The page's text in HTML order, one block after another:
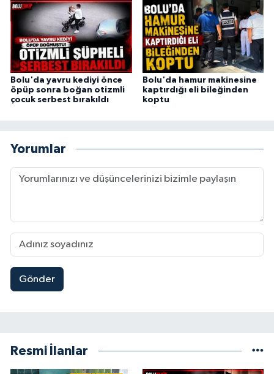
Bolu'da yavru kediyi önce
öpüp sonra boğan otizmli
çocuk serbest bırakıldı
Bolu'da hamur makinesine
kaptırdığı eli bileğinden
koptu
Yorumlar
Gönder
Resmi İlanlar